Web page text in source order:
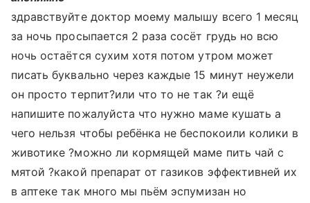
здравствуйте доктор моему малышу всего 1 месяц
за ночь просыпается 2 раза сосёт грудь но всю
ночь остаётся сухим хотя потом утром может
писать буквально через каждые 15 минут неужели
он просто терпит?или что то не так ?и ещё
напишите пожалуйста что нужно маме кушать а
чего нельзя чтобы ребёнка не беспокоили колики в
животике ?можно ли кормящей маме пить чай с
мятой ?какой препарат от газиков эффективней их
в аптеке так много мы пьём эспумизан но